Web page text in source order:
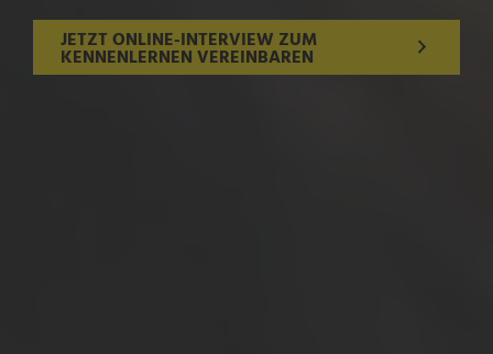
JETZT ONLINE-INTERVIEW ZUM
KENNENLERNEN VEREINBAREN